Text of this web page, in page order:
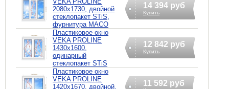
2080х1730, двойной
стеклопакет STiS,
фурнитура MACO
14 394 руб
Купить
Пластиковое окно
VEKA PROLINE
1430х1600,
одинарный
стеклопакет STiS
12 842 руб
Купить
Пластиковое окно
VEKA PROLINE
1420х1670, двойной,
11 592 руб